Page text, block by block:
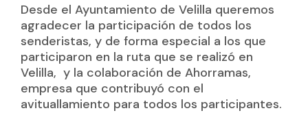
Desde el Ayuntamiento de Velilla queremos
agradecer la participación de todos los
senderistas, y de forma especial a los que
participaron en la ruta que se realizó en
Velilla, y la colaboración de Ahorramas,
empresa que contribuyó con el
avituallamiento para todos los participantes.